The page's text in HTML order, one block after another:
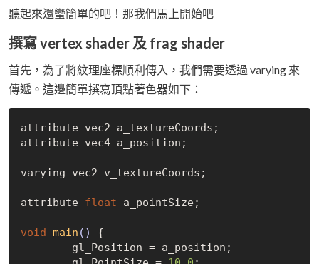
聽起來還蠻簡單的吧！那我們馬上開始吧
撰寫 vertex shader 及 frag shader
首先，為了將紋理座標順利傳入，我們需要透過 varying 來
傳遞。這邊簡單撰寫頂點著色器如下：
attribute vec2 a_textureCoords;
attribute vec4 a_position;
varying vec2 v_textureCoords;
attribute float a_pointSize;
void main ()
{